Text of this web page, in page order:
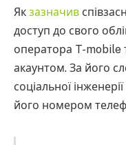
Як зазначив
доступ до свого
оператора T-mobile
акаунтом. За його
соціальної
його номером